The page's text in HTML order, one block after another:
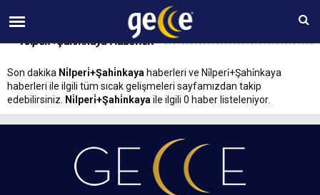
07 AĞUSTOS Cuma 18:22
Ni̇lperi̇+Şahi̇nkaya Haberleri
Son dakika Ni̇lperi̇+Şahi̇nkaya haberleri ve Ni̇lperi̇+Şahi̇nkaya
haberleri ile ilgili tüm sıcak gelişmeleri sayfamızdan takip
edebilirsiniz.
Ni̇lperi̇+Şahi̇nkaya ile ilgili 0 haber listeleniyor.